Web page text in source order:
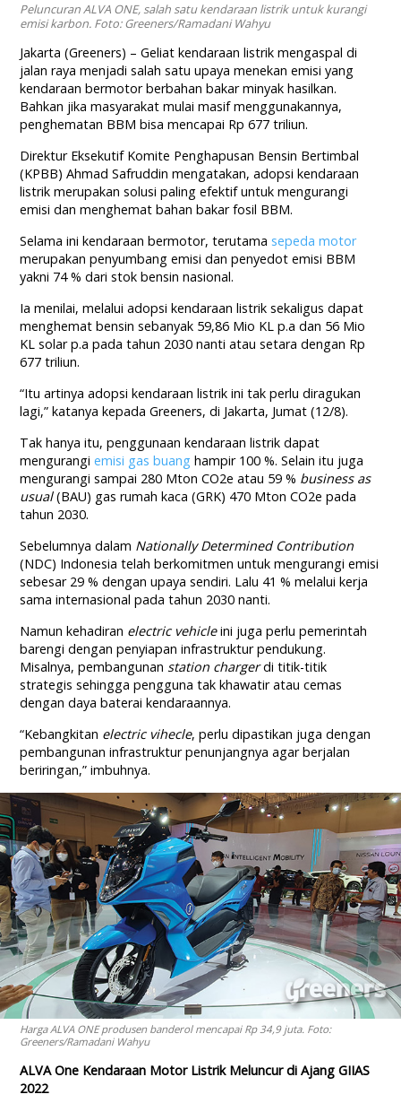
Peluncuran ALVA ONE, salah satu kendaraan listrik untuk kurangi
emisi karbon. Foto: Greeners/Ramadani Wahyu
Jakarta (Greeners) – Geliat kendaraan listrik mengaspal di
jalan raya menjadi salah satu upaya menekan emisi yang
kendaraan bermotor berbahan bakar minyak hasilkan.
Bahkan jika masyarakat mulai masif menggunakannya,
penghematan BBM bisa mencapai Rp 677 triliun.
Direktur Eksekutif Komite Penghapusan Bensin Bertimbal
(KPBB) Ahmad Safruddin mengatakan, adopsi kendaraan
listrik merupakan solusi paling efektif untuk mengurangi
emisi dan menghemat bahan bakar fosil BBM.
Selama ini kendaraan bermotor, terutama sepeda motor
merupakan penyumbang emisi dan penyedot emisi BBM
yakni 74 % dari stok bensin nasional.
Ia menilai, melalui adopsi kendaraan listrik sekaligus dapat
menghemat bensin sebanyak 59,86 Mio KL p.a dan 56 Mio
KL solar p.a pada tahun 2030 nanti atau setara dengan Rp
677 triliun.
“Itu artinya adopsi kendaraan listrik ini tak perlu diragukan
lagi,” katanya kepada Greeners, di Jakarta, Jumat (12/8).
Tak hanya itu, penggunaan kendaraan listrik dapat
mengurangi emisi gas buang hampir 100 %. Selain itu juga
mengurangi sampai 280 Mton CO2e atau 59 % business as
usual(BAU) gas rumah kaca (GRK) 470 Mton CO2e pada
tahun 2030.
Sebelumnya dalam Nationally Determined Contribution
(NDC) Indonesia telah berkomitmen untuk mengurangi emisi
sebesar 29 % dengan upaya sendiri. Lalu 41 % melalui kerja
sama internasional pada tahun 2030 nanti.
Namun kehadiran electric vehicleini juga perlu pemerintah
barengi dengan penyiapan infrastruktur pendukung.
Misalnya, pembangunan station chargerdi titik-titik
strategis sehingga pengguna tak khawatir atau cemas
dengan daya baterai kendaraannya.
“Kebangkitan electric vihecle, perlu dipastikan juga dengan
pembangunan infrastruktur penunjangnya agar berjalan
beriringan,” imbuhnya.
Harga ALVA ONE produsen banderol mencapai Rp 34,9 juta. Foto:
Greeners/Ramadani Wahyu
ALVA One Kendaraan Motor Listrik Meluncur di Ajang GIIAS
2022